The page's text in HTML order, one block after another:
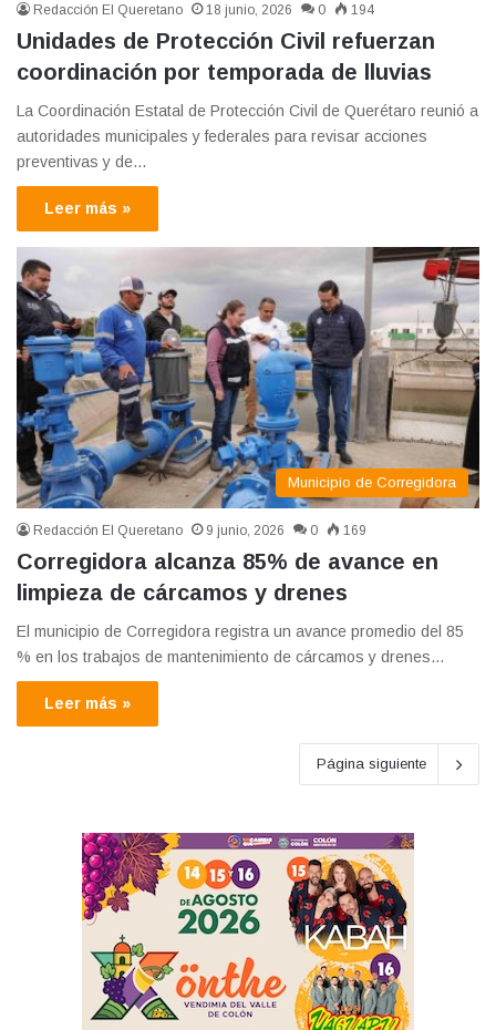
Redacción El Queretano 18 junio, 2026 0 194
Unidades de Protección Civil refuerzan
coordinación por temporada de lluvias
La Coordinación Estatal de Protección Civil de Querétaro reunió a
autoridades municipales y federales para revisar acciones
preventivas y de…
Leer más »
Municipio de Corregidora
Redacción El Queretano 9 junio, 2026 0 169
Corregidora alcanza 85% de avance en
limpieza de cárcamos y drenes
El municipio de Corregidora registra un avance promedio del 85
% en los trabajos de mantenimiento de cárcamos y drenes…
Leer más »
Página siguiente